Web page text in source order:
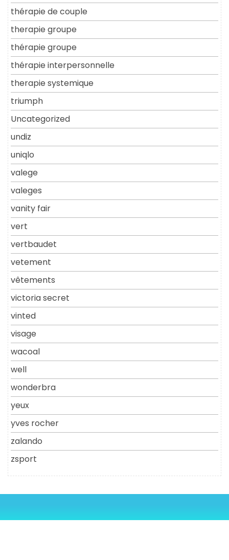
thérapie de couple
therapie groupe
thérapie groupe
thérapie interpersonnelle
therapie systemique
triumph
Uncategorized
undiz
uniqlo
valege
valeges
vanity fair
vert
vertbaudet
vetement
vêtements
victoria secret
vinted
visage
wacoal
well
wonderbra
yeux
yves rocher
zalando
zsport